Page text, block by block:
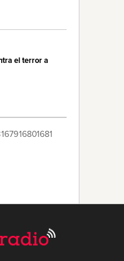
el terror a
167916801681
Últim